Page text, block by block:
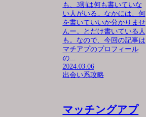
も、3割は何も書いていな
い人がいる。なかには、何
を書いていいか分かりませ
んー。とだけ書いている人
も。なので、今回の記事は
マチアプのプロフィール
の...
2024.03.06
出会い系攻略
マッチングアプ